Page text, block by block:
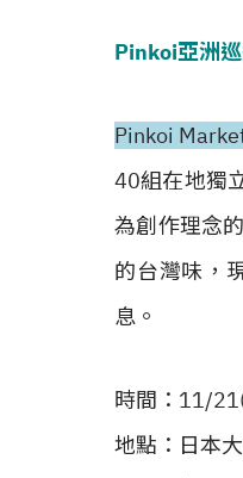
Pinkoi亞洲
Pinkoi
40組在地獨
為創作理念
的台灣味，
息。
時間：11/
地點：日本